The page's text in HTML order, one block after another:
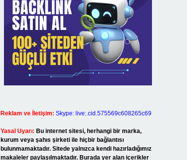
Reklam ve İletişim: Skype: live:.cid.575569c608265c69
Yasal Uyarı: Bu internet sitesi, herhangi bir marka,
kurum veya şahıs şirketi ile hiçbir bağlantısı
bulunmamaktadır. Sitede yalnızca kendi hazırladığımız
makaleler paylaşılmaktadır. Burada yer alan içerikler